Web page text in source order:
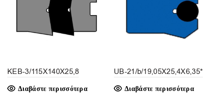
KEB-3/115X140X25,8
Διαβάστε περισσότερα
UB-21/b/19,05X25,4X6,35*
Διαβάστε περισσότερα